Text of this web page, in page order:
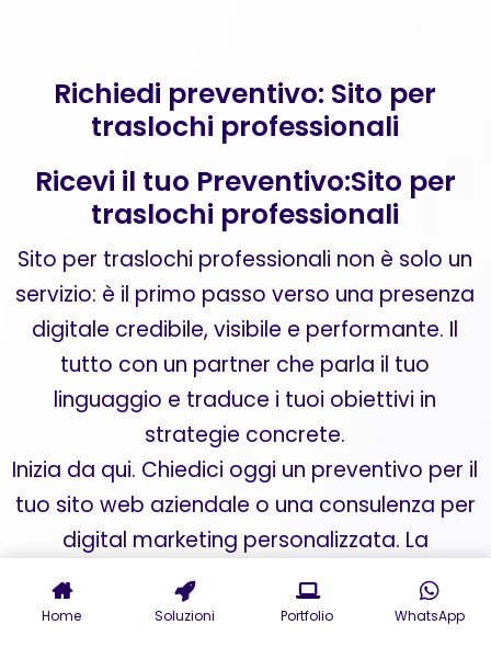
Richiedi preventivo: Sito per
traslochi professionali
Ricevi il tuo Preventivo:Sito per
traslochi professionali
Sito per traslochi professionali non è solo un
servizio: è il primo passo verso una presenza
digitale credibile, visibile e performante. Il
tutto con un partner che parla il tuo
linguaggio e traduce i tuoi obiettivi in
strategie concrete.
Inizia da qui. Chiedici oggi un preventivo per il
tuo sito web aziendale o una consulenza per
digital marketing personalizzata. La
trasformazione del tuo business online
comincia adesso.
Home Soluzioni Portfolio WhatsApp